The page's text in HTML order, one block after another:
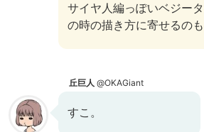
サイヤ人編っぽいベジー
の時の描き方に寄せるの
丘巨人 @OKAGiant
すこ。